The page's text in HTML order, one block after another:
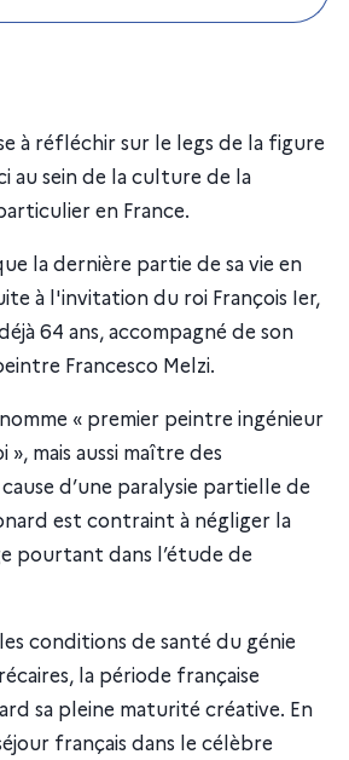
à réfléchir sur le legs de la figure
au sein de la culture de la
en France.
la dernière partie de sa vie en
à l'invitation du roi François Ier,
64 ans, accompagné de son
Francesco Melzi.
« premier peintre ingénieur
mais aussi maître des
d’une paralysie partielle de
est contraint à négliger la
pourtant dans l’étude de
conditions de santé du génie
la période française
sa pleine maturité créative. En
français dans le célèbre